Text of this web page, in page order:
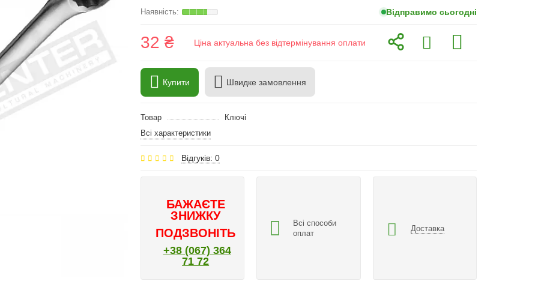
Відправимо сьогодні
32 ₴ Ціна актуальна без відтермінування оплати
Купити Швидке замовлення
Товар
Ключі
Всі характеристики
Відгуків: 0
БАЖАЄТЕ
ЗНИЖКУ
ПОДЗВОНІТЬ
+38 (067) 364
71 72
Всі способи
оплат
Доставка